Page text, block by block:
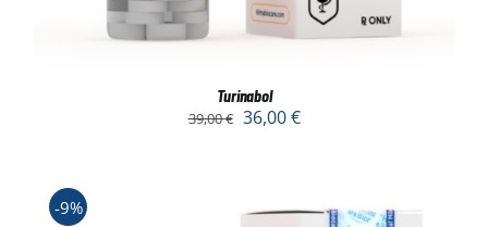
Turinabol
39,00€ 36,00€
-9%